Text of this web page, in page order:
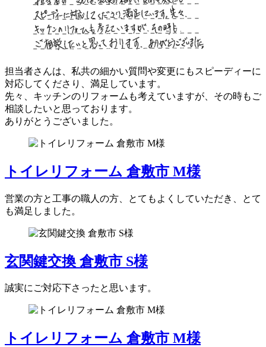
担当者さんは、私共の細かい質問や変更にもスピーディーに
対応してくださり、満足しています。
先々、キッチンのリフォームも考えていますが、その時もご
相談したいと思っております。
ありがとうございました。
トイレリフォーム 倉敷市 M様
営業の方と工事の職人の方、とてもよくしていただき、とて
も満足しました。
玄関鍵交換 倉敷市 S様
誠実にご対応下さったと思います。
トイレリフォーム 倉敷市 M様